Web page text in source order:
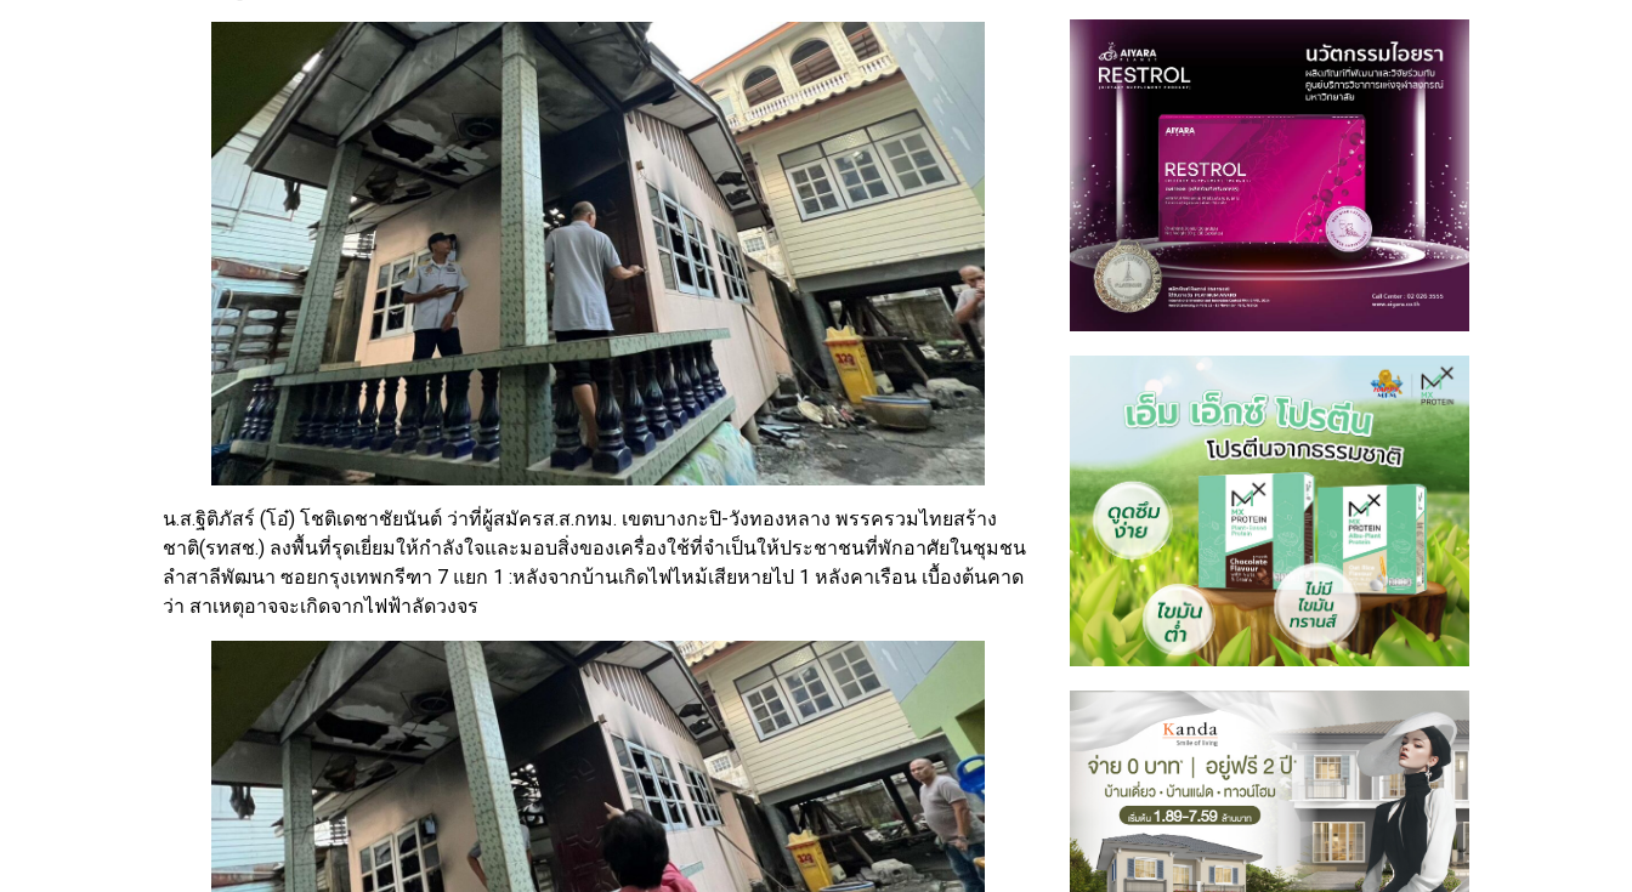
น.ส.ฐิติภัสร์ (โอ๋) โชติเดชาชัยนันต์ ว่าที่ผู้สมัครส.ส.กทม. เขตบางกะปิ-วังทองหลาง พรรครวมไทยสร้าง
ชาติ(รทสช.) ลงพื้นที่รุดเยี่ยมให้กำลังใจและมอบสิ่งของเครื่องใช้ที่จำเป็นให้ประชาชนที่พักอาศัยในชุมชน
ลำสาลีพัฒนา ซอยกรุงเทพกรีฑา 7 แยก 1 :หลังจากบ้านเกิดไฟไหม้เสียหายไป 1 หลังคาเรือน เบื้องต้นคาด
ว่า สาเหตุอาจจะเกิดจากไฟฟ้าลัดวงจร